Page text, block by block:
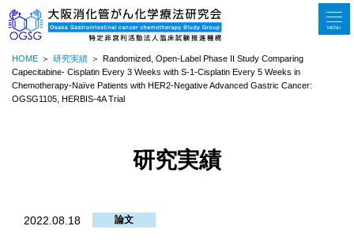
MENU
HOME 研究実績
Randomized, Open-Label Phase II Study Comparing
Capecitabine- Cisplatin Every 3 Weeks with S-1-Cisplatin Every 5 Weeks in
Chemotherapy-Naïve Patients with HER2-Negative Advanced Gastric Cancer:
OGSG1105, HERBIS-4A Trial
研究実績
2022.08.18 論文